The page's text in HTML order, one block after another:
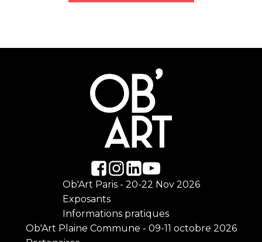
Ob'Art Paris - 20-22 Nov 2026
Exposants
Informations pratiques
Ob'Art Plaine Commune - 09-11 octobre 2026